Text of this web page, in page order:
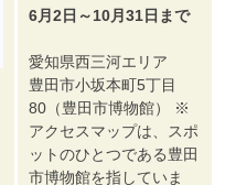
6月2日～10月31日まで
愛知県西三河エリア
豊田市小坂本町5丁目
80（豊田市博物館） ※
アクセスマップは、スポ
ットのひとつである豊田
市博物館を指していま